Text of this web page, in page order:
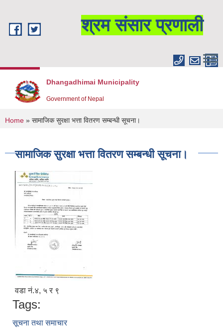
श्रम संसार प्रणाली
Dhangadhimai Municipality
Government of Nepal
You are here
Home » सामाजिक सुरक्षा भत्ता वितरण सम्बन्धी सूचना।
सामाजिक सुरक्षा भत्ता वितरण सम्बन्धी सूचना।
वडा नं.४, ५ र ९
Tags:
सूचना तथा समाचार